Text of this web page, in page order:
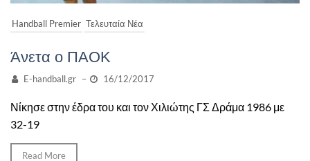
Handball Premier Τελευταία Νέα
Άνετα ο ΠΑΟΚ
E-handball.gr – 16/12/2017
Νίκησε στην έδρα του και τον Χιλιώτης ΓΣ Δράμα 1986 με
32-19
Read More